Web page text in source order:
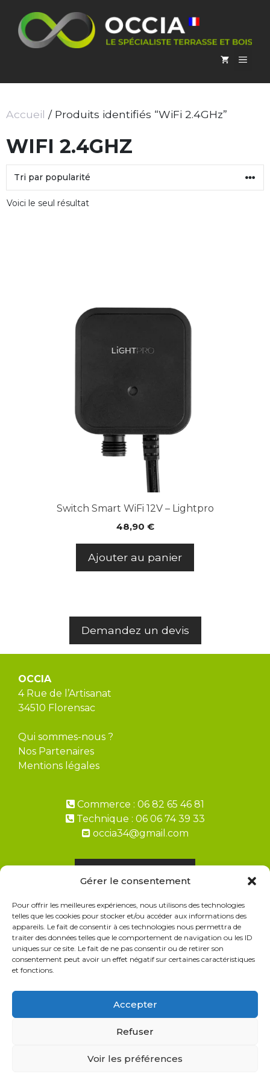
Gérer le consentement
Pour offrir les meilleures expériences, nous utilisons des technologies
telles que les cookies pour stocker et/ou accéder aux informations des
appareils. Le fait de consentir à ces technologies nous permettra de
traiter des données telles que le comportement de navigation ou les ID
uniques sur ce site. Le fait de ne pas consentir ou de retirer son
consentement peut avoir un effet négatif sur certaines caractéristiques
et fonctions.
Accepter
Refuser
Voir les préférences
contenu
Accueil / Produits identifiés “WiFi 2.4GHz”
WIFI 2.4GHZ
Voici le seul résultat
Switch Smart WiFi 12V – Lightpro
48,90 €
Ajouter au panier
Demandez un devis
OCCIA
4 Rue de l’Artisanat
34510 Florensac
Qui sommes-nous ?
Nos Partenaires
Mentions légales
Commerce : 06 82 65 46 81
Technique : 06 06 74 39 33
occia34@gmail.com
Paiement en 2, 3, 4 fois avec ALMA
FAQ Livraisons & Retours
CGV
Politique de cookies
Politique de confidentialité